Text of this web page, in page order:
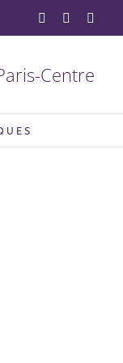
YouTubeFacebook
Centre